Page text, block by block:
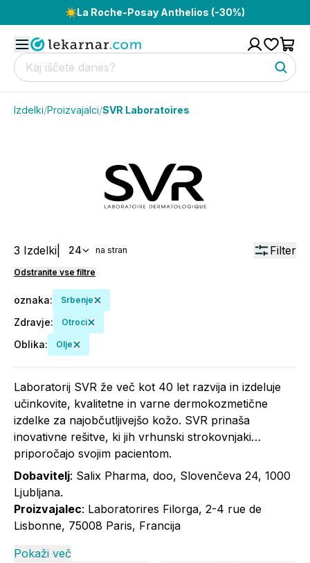
☀️La Roche-Posay Anthelios (-30%)
Izdelki/Proizvajalci/SVR Laboratoires
3 Izdelki 24 na stran Filter
Odstranite vse filtre
oznaka: Srbenje
Zdravje: Otroci
Oblika: Olje
Laboratorij SVR že več kot 40 let razvija in izdeluje
učinkovite, kvalitetne in varne dermokozmetične
izdelke za najobčutljivejšo kožo. SVR prinaša
inovativne rešitve, ki jih vrhunski strokovnjaki
priporočajo svojim pacientom.
Dobavitelj: Salix Pharma, doo, Slovenčeva 24, 1000
Ljubljana.
Proizvajalec: Laboratorires Filorga, 2-4 rue de
Lisbonne, 75008 Paris, Francija
Pokaži več